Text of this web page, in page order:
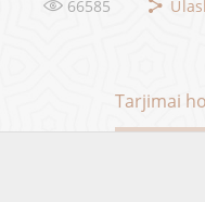
66585
Tarjimai